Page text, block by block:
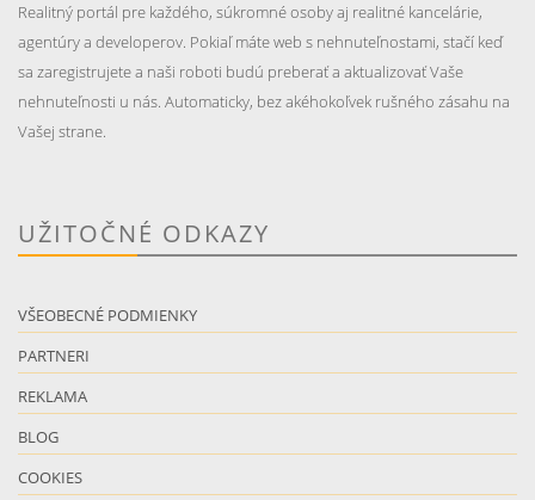
Realitný portál pre každého, súkromné osoby aj realitné kancelárie,
agentúry a developerov. Pokiaľ máte web s nehnuteľnostami, stačí keď
sa zaregistrujete a naši roboti budú preberať a aktualizovať Vaše
nehnuteľnosti u nás. Automaticky, bez akéhokoľvek rušného zásahu na
Vašej strane.
UŽITOČNÉ ODKAZY
VŠEOBECNÉ PODMIENKY
PARTNERI
REKLAMA
BLOG
COOKIES